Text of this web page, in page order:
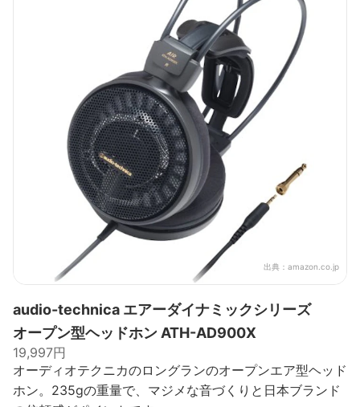
出典： amazon.co.jp
audio-technica エアーダイナミックシリーズ
オープン型ヘッドホン ATH-AD900X
19,997円
オーディオテクニカのロングランのオープンエア型ヘッド
ホン。235gの重量で、マジメな音づくりと日本ブランド